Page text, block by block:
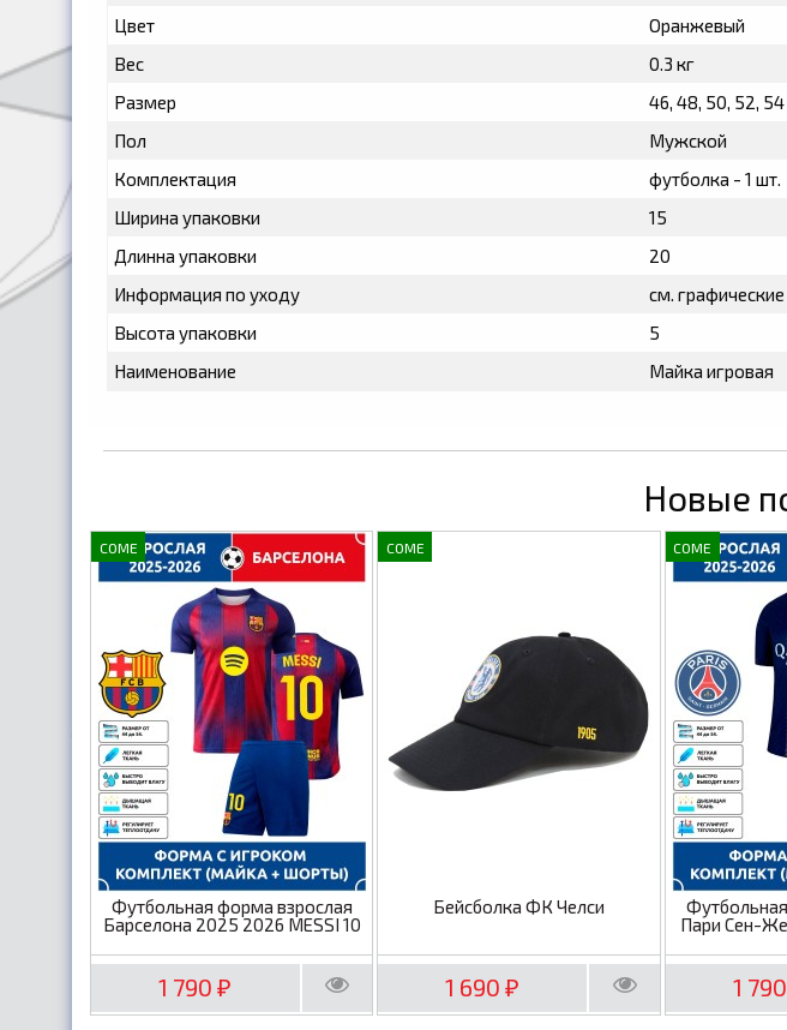
Цвет
Оранжевый
Вес
0.3 кг
Размер
46, 48, 50, 52, 54
Пол
Мужской
Комплектация
футболка - 1 шт.
Ширина упаковки
15
Длинна упаковки
20
Информация по уходу
см.
Высота упаковки
5
Наименование
Майка игровая
Новые
COME
Футбольная форма взрослая
Барселона 2025 2026 MESSI 10
1 790₽
COME
Бейсболка ФК Челси
1 690₽
COME
Пари Сен-
1